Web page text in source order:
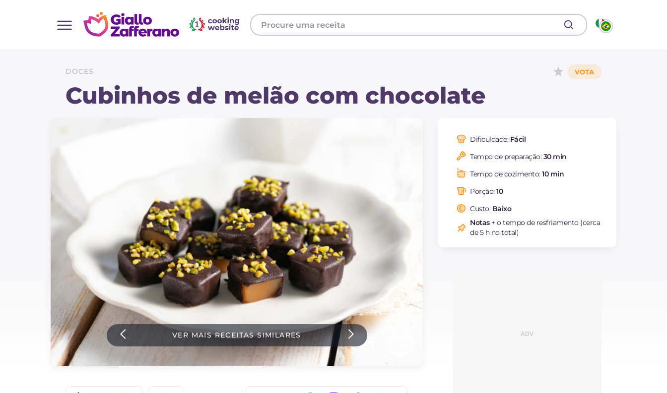
Todas as receitas
Pizzas e focaccia
Bolos e panificacao
Ultimas receitas
DOCES
Cubinhos de melão com chocolate
VER MAIS RECEITAS SIMILARES
Dificuldade: Fácil
Tempo de preparação:30 min
Tempo de cozimento:10 min
Porção:10
Custo: Baixo
Notas+ o tempo de resfriamento (cerca
de 5 h no total)